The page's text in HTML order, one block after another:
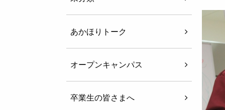
あかほりトーク
オープンキャンパス
卒業生の皆さまへ